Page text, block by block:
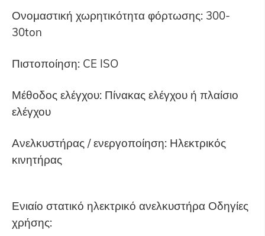
Ονομαστική χωρητικότητα φόρτωσης: 300-
30ton
Πιστοποίηση: CE ISO
Μέθοδος ελέγχου: Πίνακας ελέγχου ή πλαίσιο
ελέγχου
Ανελκυστήρας / ενεργοποίηση: Ηλεκτρικός
κινητήρας
Ενιαίο στατικό ηλεκτρικό ανελκυστήρα Οδηγίες
χρήσης: